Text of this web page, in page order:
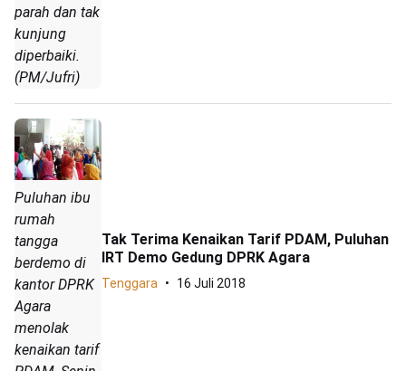
parah dan tak
kunjung
diperbaiki.
(PM/Jufri)
Puluhan ibu
rumah
tangga
berdemo di
kantor DPRK
Agara
menolak
kenaikan tarif
Tak Terima Kenaikan Tarif PDAM, Puluhan
IRT Demo Gedung DPRK Agara
Tenggara 16 Juli 2018